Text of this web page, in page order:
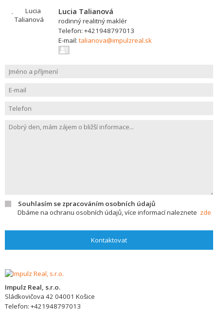
Lucia Talianová
rodinný realitný maklér
Telefon: +421948797013
E-mail: talianova@impulzreal.sk
Souhlasím se zpracováním osobních údajů
Dbáme na ochranu osobních údajů, více informací naleznete zde
Kontaktovat
Impulz Real, s.r.o.
Sládkovičova 42 04001 Košice
Telefon: +421948797013